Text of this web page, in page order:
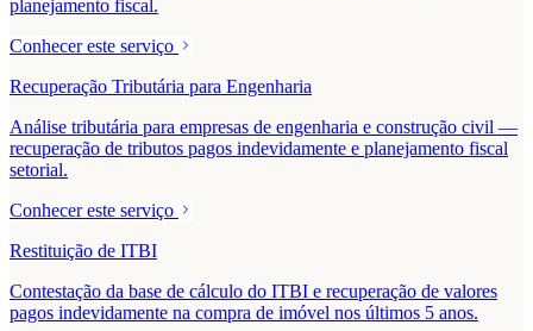
planejamento fiscal.
Conhecer este serviço
Recuperação Tributária para Engenharia
Análise tributária para empresas de engenharia e construção civil —
recuperação de tributos pagos indevidamente e planejamento fiscal
setorial.
Conhecer este serviço
Restituição de ITBI
Contestação da base de cálculo do ITBI e recuperação de valores
pagos indevidamente na compra de imóvel nos últimos 5 anos.